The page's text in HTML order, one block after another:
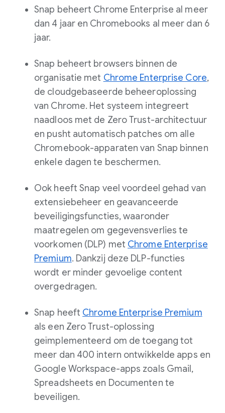
Snap beheert Chrome Enterprise al meer
dan 4 jaar en Chromebooks al meer dan 6
jaar.
Snap beheert browsers binnen de
organisatie met Chrome Enterprise Core,
de cloudgebaseerde beheeroplossing
van Chrome. Het systeem integreert
naadloos met de Zero Trust-architectuur
en pusht automatisch patches om alle
Chromebook-apparaten van Snap binnen
enkele dagen te beschermen.
Ook heeft Snap veel voordeel gehad van
extensiebeheer en geavanceerde
beveiligingsfuncties, waaronder
maatregelen om gegevensverlies te
voorkomen (DLP) met Chrome Enterprise
Premium. Dankzij deze DLP-functies
wordt er minder gevoelige content
overgedragen.
Snap heeft Chrome Enterprise Premium
als een Zero Trust-oplossing
geïmplementeerd om de toegang tot
meer dan 400 intern ontwikkelde apps en
Google Workspace-apps zoals Gmail,
Spreadsheets en Documenten te
beveiligen.